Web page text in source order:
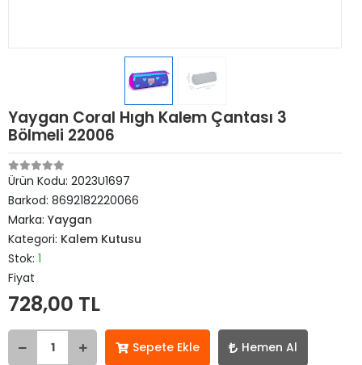
Yaygan Coral Hıgh Kalem Çantası 3
Bölmeli 22006
Ürün Kodu: 2023U1697
Barkod: 8692182220066
Marka: Yaygan
Kategori: Kalem Kutusu
Stok: 1
Fiyat
728,00 TL
Sepete Ekle Hemen Al